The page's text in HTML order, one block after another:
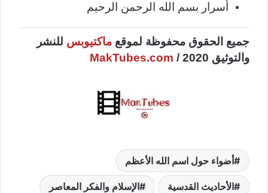
أسرار بسم الله الرحمن الرحيم
جميع الحقوق محفوظة لموقع ماكتيوبس للنشر
والتوثيق 2020 /
MakTubes.com
أضواء حول اسم الله الأعظم
الأحاديث القدسية الإسلام والفكر المعاصر